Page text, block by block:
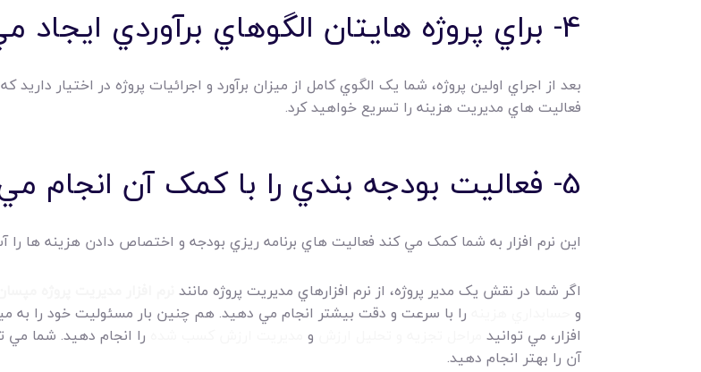
4- براي پروژه هايتان الگوهاي برآوردي ايجاد مي کند.
بعد از اجراي اولين پروژه، شما يک الگوي کامل از ميزان برآورد و اجرائيات پروژه در اختيار داريد
فعاليت هاي مديريت هزينه را تسريع خواهيد کرد.
5- فعاليت بودجه بندي را با کمک آن انجام مي دهيد.
اين نرم افزار به شما کمک مي کند فعاليت هاي برنامه ريزي بودجه و اختصاص دادن هزينه ها را
اگر شما در نقش يک مدير پروژه، از نرم افزارهاي مديريت پروژه مانند
و
را با سرعت و دقت بيشتر انجام مي دهيد. هم چنين بار مسئوليت خود را به
افزار، مي توانيد
و را انجام دهيد. شما مي
آن را بهتر انجام دهيد.